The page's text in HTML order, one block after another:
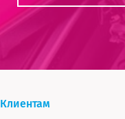
Клиентам